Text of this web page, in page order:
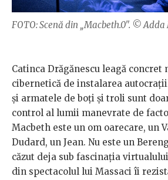
FOTO: Scenă din „Macbeth.0". © Adda
Catinca Drăgănescu leagă concret
cibernetică de instalarea
și armatele de boți și troli sunt
control al lumii manevrate de
Macbeth este un om oarecare, un
Dudard, un Jean. Nu este un
căzut deja sub fascinația
din spectacolul lui Massaci îi